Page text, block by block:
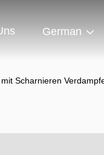
German
Scharnieren